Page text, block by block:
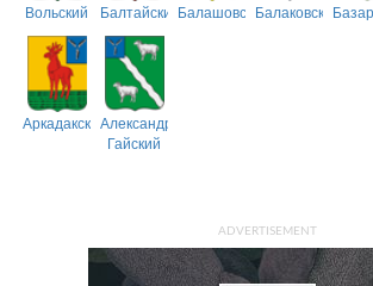
Вольский БалтайскийБалашовскийБалаковский
АркадакскийАлександрово-
Гайский
ADVERTISEMENT